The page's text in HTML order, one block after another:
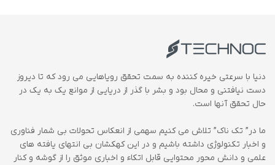
دنیا با سرعتی خیره کننده به سمت تحقق رویاهایی می رود که تا دیروز
دست نیافتنی و محال بود و بشر با گذر از دریایی از موانع یک به یک در
حال تحقق آنها است.
ما در” تک ناک” تلاش می کنیم سهمی از انعکاس تحولات بی شمار فناوری
و اخبار تکنولوژی داشته باشیم و در این کهکشان بی انتهای یافته های
علمی و دانش محور محتوایی قابل اتکاء و اخباری موثق را از گوشه و کنار